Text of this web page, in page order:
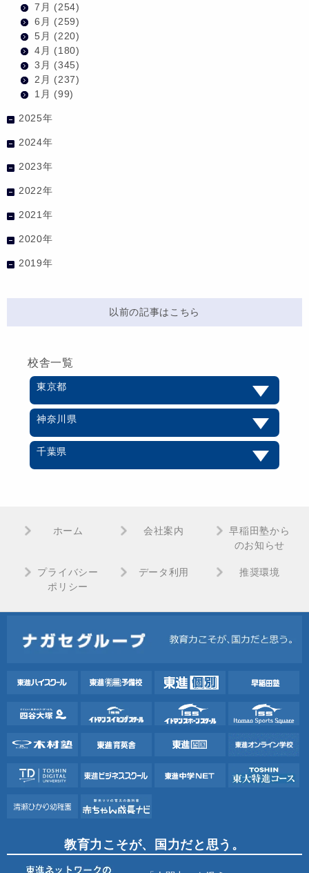
7月 (254)
6月 (259)
5月 (220)
4月 (180)
3月 (345)
2月 (237)
1月 (99)
2025年
2024年
2023年
2022年
2021年
2020年
2019年
以前の記事はこちら
校舎一覧
東京都
神奈川県
千葉県
ホーム 会社案内
早稲田塾から
のお知らせ
プライバシー
ポリシー
データ利用 推奨環境
教育力こそが、国力だと思う。